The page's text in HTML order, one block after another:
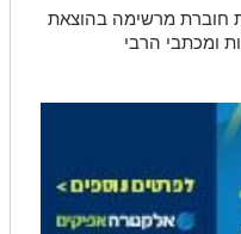
חוברת מרשימה בהוצאת
ומכתבי הרבי